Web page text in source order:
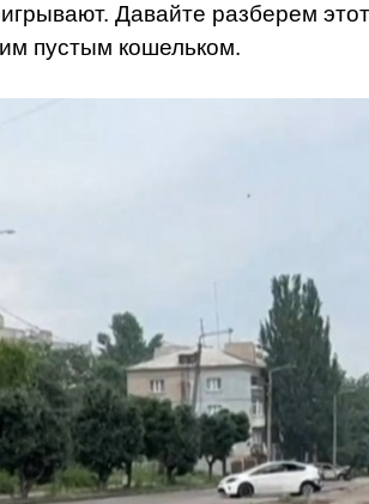
Давайте разберем
пустым кошельком.